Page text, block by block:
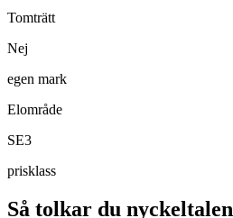
Tomträtt
Nej
egen mark
Elområde
SE3
prisklass
Så tolkar du nyckeltalen